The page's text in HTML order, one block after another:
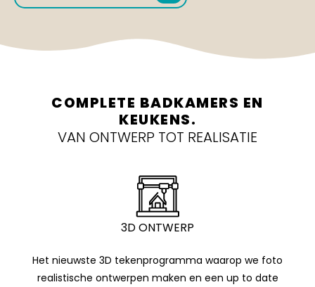
COMPLETE BADKAMERS EN
KEUKENS.
VAN ONTWERP TOT REALISATIE
Created by Uswa KDT
3D ONTWERP
Het nieuwste 3D tekenprogramma waarop we foto
realistische ontwerpen maken en een up to date